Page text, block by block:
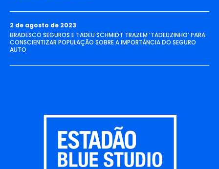
2 de agosto de 2023
BRADESCO SEGUROS E TADEU SCHMIDT TRAZEM ‘TADEUZINHO’ PARA
CONSCIENTIZAR POPULAÇÃO SOBRE A IMPORTÂNCIA DO SEGURO
AUTO